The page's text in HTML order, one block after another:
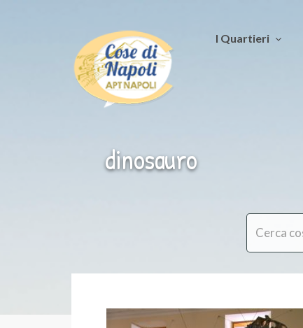
I Quartieri
dinosauro